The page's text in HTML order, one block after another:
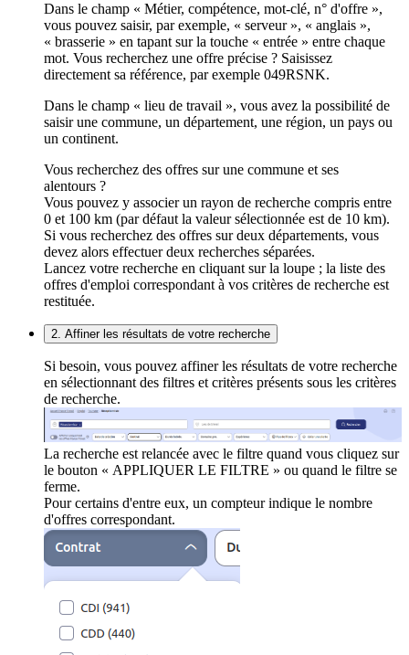
Dans le champ « Métier, compétence, mot-clé, n° d'offre »,
vous pouvez saisir, par exemple, « serveur », « anglais »,
« brasserie » en tapant sur la touche « entrée » entre chaque
mot. Vous recherchez une offre précise ? Saisissez
directement sa référence, par exemple 049RSNK.
Dans le champ « lieu de travail », vous avez la possibilité de
saisir une commune, un département, une région, un pays ou
un continent.
Vous recherchez des offres sur une commune et ses
alentours ?
Vous pouvez y associer un rayon de recherche compris entre
0 et 100 km (par défaut la valeur sélectionnée est de 10 km).
Si vous recherchez des offres sur deux départements, vous
devez alors effectuer deux recherches séparées.
Lancez votre recherche en cliquant sur la loupe ; la liste des
offres d'emploi correspondant à vos critères de recherche est
restituée.
2. Affiner les résultats de votre recherche
Si besoin, vous pouvez affiner les résultats de votre recherche
en sélectionnant des filtres et critères présents sous les critères
de recherche.
La recherche est relancée avec le filtre quand vous cliquez sur
le bouton « APPLIQUER LE FILTRE » ou quand le filtre se
ferme.
Pour certains d'entre eux, un compteur indique le nombre
d'offres correspondant.